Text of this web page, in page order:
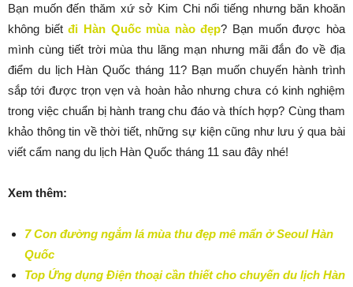
Bạn muốn đến thăm xứ sở Kim Chi nổi tiếng nhưng băn khoăn
không biếtđi Hàn Quốc mùa nào đẹp? Bạn muốn được hòa
mình cùng tiết trời mùa thu lãng mạn nhưng mãi đắn đo về địa
điểm du lịch Hàn Quốc tháng 11? Bạn muốn chuyến hành trình
sắp tới được trọn vẹn và hoàn hảo nhưng chưa có kinh nghiệm
trong việc chuẩn bị hành trang chu đáo và thích hợp? Cùng tham
khảo thông tin về thời tiết, những sự kiện cũng như lưu ý qua bài
viết cẩm nang du lịch Hàn Quốc tháng 11 sau đây nhé!
Xem thêm:
7 Con đường ngắm lá mùa thu đẹp mê mẩn ở Seoul Hàn
Quốc
Top Ứng dụng Điện thoại cần thiết cho chuyến du lịch Hàn